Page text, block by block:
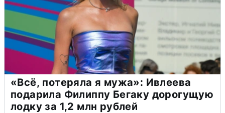
«Всё, потеряла я мужа»: Ивлеева
подарила Филиппу Бегаку дорогущую
лодку за 1,2 млн рублей